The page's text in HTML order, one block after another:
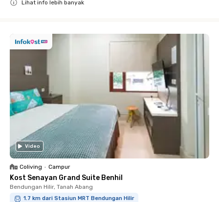
Lihat info lebih banyak
Video
Coliving • Campur
Kost Senayan Grand Suite Benhil
Bendungan Hilir, Tanah Abang
1.7 km dari Stasiun MRT Bendungan Hilir